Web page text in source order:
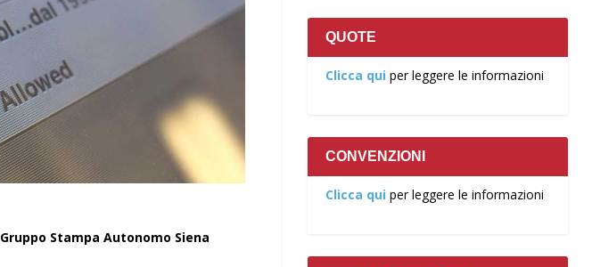
Gruppo Stampa Autonomo Siena
QUOTE
Clicca qui per leggere le informazioni
CONVENZIONI
Clicca qui per leggere le informazioni